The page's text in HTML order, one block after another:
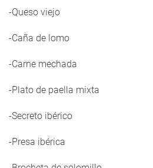
-Queso viejo
-Caña de lomo
-Carne mechada
-Plato de paella mixta
-Secreto ibérico
-Presa ibérica